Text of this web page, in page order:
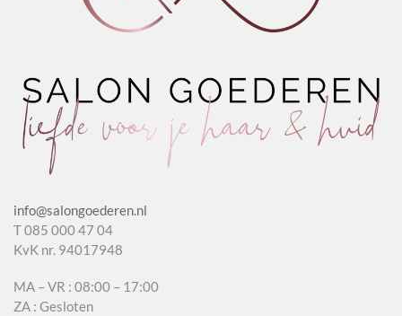
info@salongoederen.nl
T 085 000 47 04
KvK nr. 94017948
MA – VR : 08:00 – 17:00
ZA : Gesloten